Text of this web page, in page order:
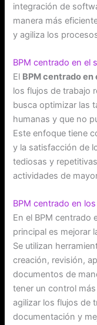
integración de
manera más
y agiliza los
BPM centrado en el
El BPM centrado en
los flujos de trabajo
busca optimizar las
humanas y que no
Este enfoque tiene
y la satisfacción de
tediosas y
actividades de
BPM centrado en
En el BPM centrado
principal es mejorar
Se utilizan
creación, revisión,
documentos de
tener un control
agilizar los flujos de
documentación y